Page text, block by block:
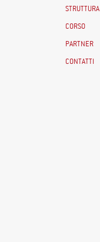
STRUTTURA
CORSO
PARTNER
CONTATTI